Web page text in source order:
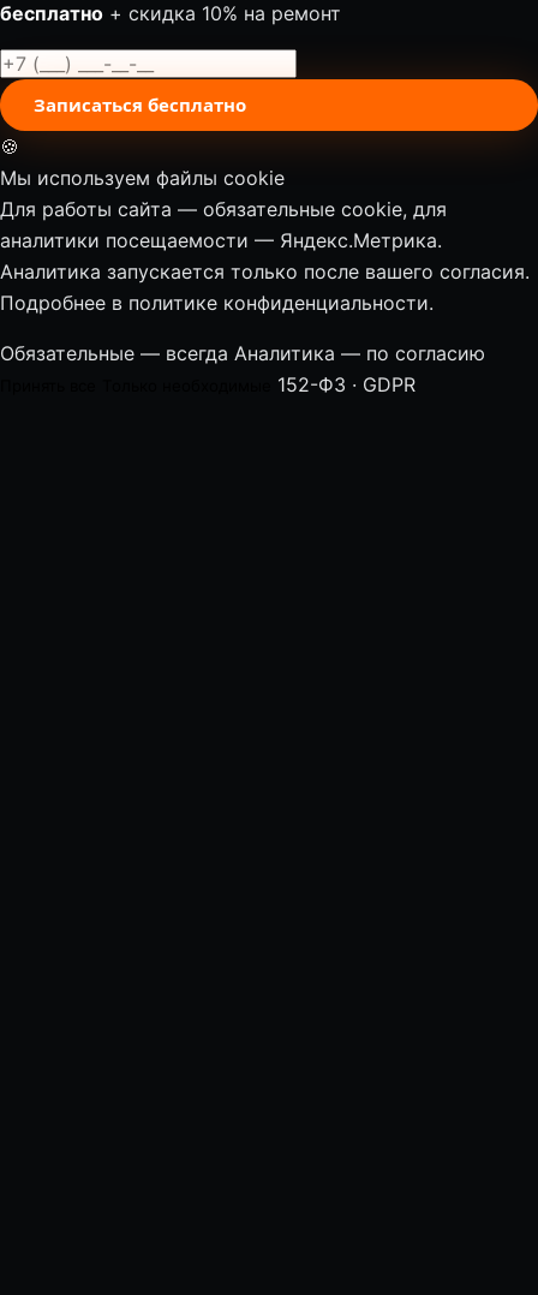
бесплатно + скидка 10% на ремонт
Записаться бесплатно
🍪
Мы используем файлы cookie
Для работы сайта — обязательные cookie, для
аналитики посещаемости — Яндекс.Метрика.
Аналитика запускается только после вашего согласия.
Подробнее в политике конфиденциальности.
Обязательные — всегда Аналитика — по согласию
152-ФЗ · GDPR